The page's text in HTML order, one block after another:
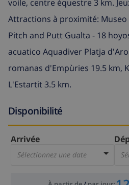
voile, centre équestre 3 km.
Attractions à proximité: Museo
Pitch and Putt Gualta - 18
acuatico Aquadiver Platja
romanas d'Empùries 19.5 km,
L'Estartit 3.5 km.
Disponibilité
Arrivée
Sélectionnez une date